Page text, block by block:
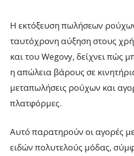
Η εκτόξευση πωλήσεων
ταυτόχρονη αύξηση στους
και του Wegovy, δείχνει πώς
η απώλεια βάρους σε
μεταπωλήσεις ρούχων και
πλατφόρμες.
Αυτό παρατηρούν οι αγορές
ειδών πολυτελούς μόδας,